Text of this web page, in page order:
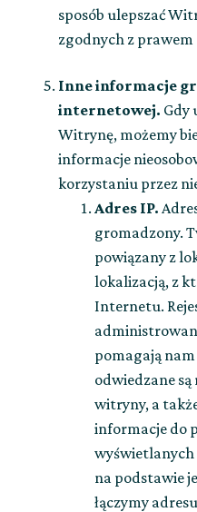
sposób ulepszać
zgodnych z prawem
Inne informacje
internetowej. Gdy
Witrynę, możemy
informacje
korzystaniu przez
Adres IP.
gromadzony.
powiązany z
lokalizacją, z
Internetu.
pomagają
odwiedzane są
witryny, a
informacje do
na podstawie
łączymy